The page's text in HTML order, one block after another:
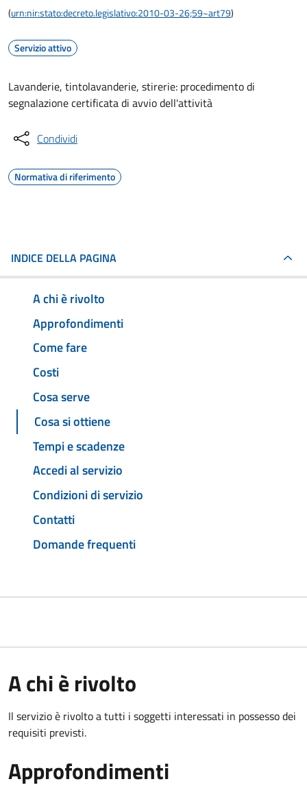
(urn:nir:stato:decreto.legislativo:2010-03-26;59~art79)
Servizio attivo
Lavanderie, tintolavanderie, stirerie: procedimento di
segnalazione certificata di avvio dell'attività
Condividi
Normativa di riferimento
INDICE DELLA PAGINA
A chi è rivolto
Approfondimenti
Come fare
Costi
Cosa serve
Cosa si ottiene
Tempi e scadenze
Accedi al servizio
Condizioni di servizio
Contatti
Domande frequenti
A chi è rivolto
Il servizio è rivolto a tutti i soggetti interessati in possesso dei
requisiti previsti.
Approfondimenti